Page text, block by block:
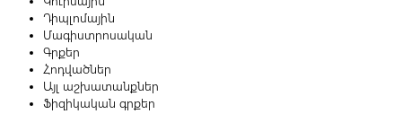
Դիպլոմային
Մագիստրոսական
Գրքեր
Հոդվածներ
Այլ աշխատանքներ
Ֆիզիկական գրքեր